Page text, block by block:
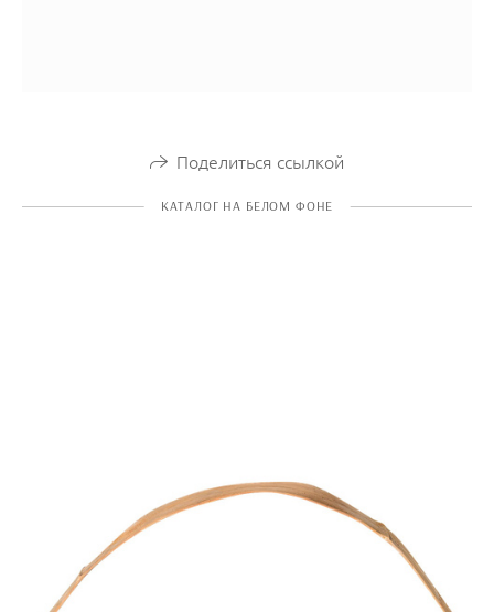
Поделиться ссылкой
КАТАЛОГ НА БЕЛОМ ФОНЕ